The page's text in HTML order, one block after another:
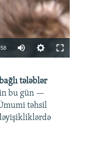
360p
480p
720p
tələblər
bu gün —
təhsil